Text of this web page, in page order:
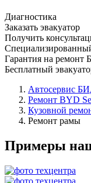
Диагностика
Заказать эвакуатор
Получить
Гарантия на
Бесплатный
Автосервис
Ремонт BYD
Кузовной
Ремонт рамы
Примеры